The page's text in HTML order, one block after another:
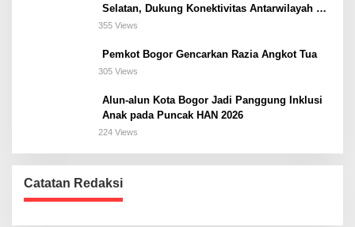
Selatan, Dukung Konektivitas Antarwilayah di
Bogor Selatan
355 Views
Pemkot Bogor Gencarkan Razia Angkot Tua
305 Views
Alun-alun Kota Bogor Jadi Panggung Inklusi
Anak pada Puncak HAN 2026
224 Views
Catatan Redaksi